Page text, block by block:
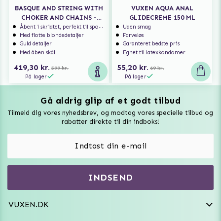
BASQUE AND STRING WITH
CHOKER AND CHAINS -
BLACK
Åbent i skridtet, perfekt til spontan sex
Med flotte blondedetaljer
Guld detaljer
Med åben skål
419,30 kr. 599 kr.
På lager
VUXEN AQUA ANAL
GLIDECREME 150 ML
Uden smag
Farveløs
Garanteret bedste pris
Egnet til latexkondomer
55,20 kr. 69 kr.
På lager
Gå aldrig glip af et godt tilbud
Tilmeld dig vores nyhedsbrev, og modtag vores specielle tilbud og
rabatter direkte til din indboks!
INDSEND
VUXEN.DK
VAT: SE556744520901
kundeservice@vuxen.dk
Vuxen Magazine
Vibratorer